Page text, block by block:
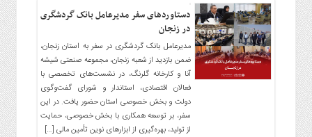
سرمایه
و
بورس
و
شهری
دستاوردهای سفر مدیرعامل بانک گردشگری
در زنجان
مدیرعامل بانک گردشگری در سفر به استان زنجان،
ضمن بازدید از شعبه زنجان، مجموعه صنعتی شیشه
آنا و کارخانه گلرنگ، در نشست‌های تخصصی با
فعالان اقتصادی، استاندار و شورای گفت‌وگوی
دولت و بخش خصوصی استان حضور یافت. در این
سفر، بر توسعه همکاری با بخش خصوصی، حمایت
از تولید، بهره‌گیری از ابزارهای نوین تأمین مالی […]